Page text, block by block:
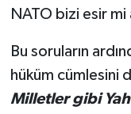
NATO bizi esir mi
Bu soruların
hüküm cümlesini
Milletler gibi